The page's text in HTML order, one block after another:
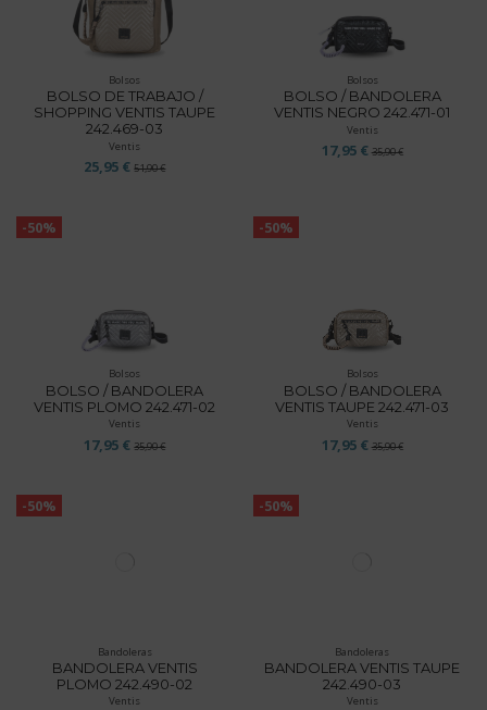
Bolsos
BOLSO DE TRABAJO /
SHOPPING VENTIS TAUPE
242.469-03
Ventis
25,95 €51,90 €
Bolsos
BOLSO / BANDOLERA
VENTIS NEGRO 242.471-01
Ventis
17,95 € 35,90 €
-50%
Bolsos
BOLSO / BANDOLERA
VENTIS PLOMO 242.471-02
Ventis
17,95 €35,90 €
-50%
Bolsos
BOLSO / BANDOLERA
VENTIS TAUPE 242.471-03
Ventis
17,95 € 35,90 €
-50%
Bandoleras
BANDOLERA VENTIS
PLOMO 242.490-02
Ventis
-50%
Bandoleras
BANDOLERA VENTIS TAUPE
242.490-03
Ventis